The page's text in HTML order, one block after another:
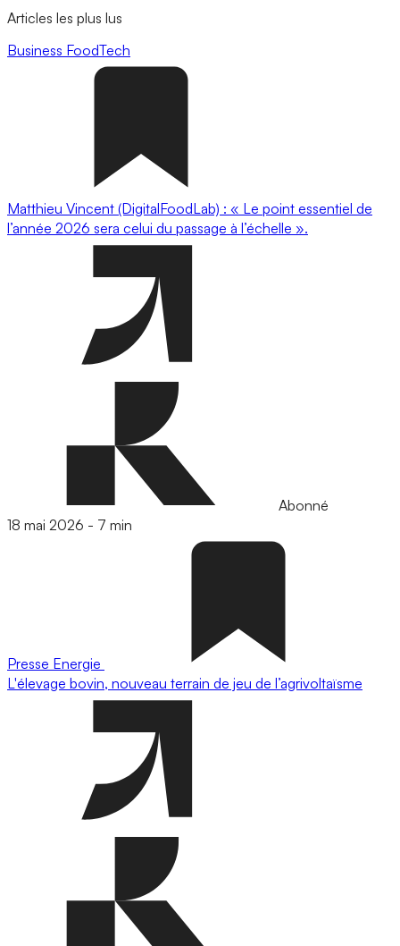
Articles les plus lus
Business FoodTech
Matthieu Vincent (DigitalFoodLab) : « Le point essentiel de
l’année 2026 sera celui du passage à l’échelle ».
Abonné
18 mai 2026 - 7 min
Presse Energie
L'élevage bovin, nouveau terrain de jeu de l’agrivoltaïsme